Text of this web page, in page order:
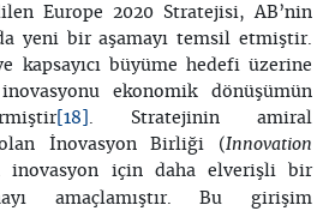
Europe 2020 Stratejisi, AB’nin
yeni bir aşamayı temsil etmiştir.
kapsayıcı büyüme hedefi üzerine
ekonomik dönüşümün
[18] . Stratejinin amiral
İnovasyon Birliği (Innovation
inovasyon için daha elverişli bir
amaçlamıştır. Bu girişim